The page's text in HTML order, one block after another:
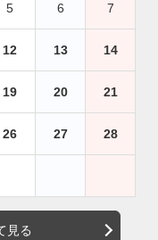
5 6 7
12 13 14
19 20 21
26 27 28
見る